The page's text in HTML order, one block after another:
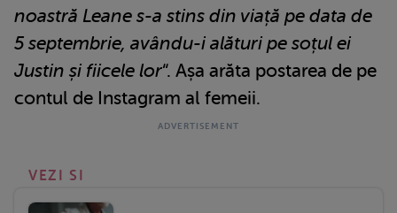
noastră Leane s-a stins din viață pe data de
5 septembrie, avându-i alături pe soțul ei
Justin și fiicele lor“. Așa arăta postarea de pe
contul de Instagram al femeii.
VEZI SI